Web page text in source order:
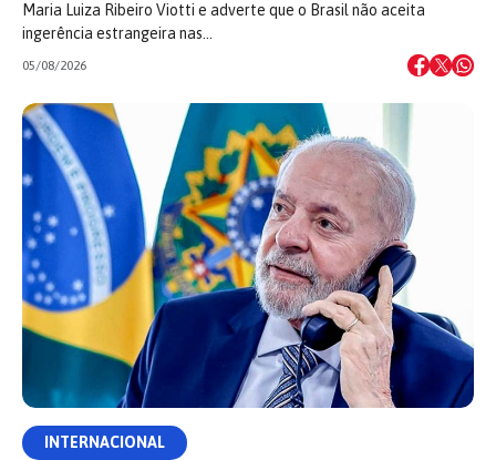
Maria Luiza Ribeiro Viotti e adverte que o Brasil não aceita
ingerência estrangeira nas…
05/08/2026
INTERNACIONAL